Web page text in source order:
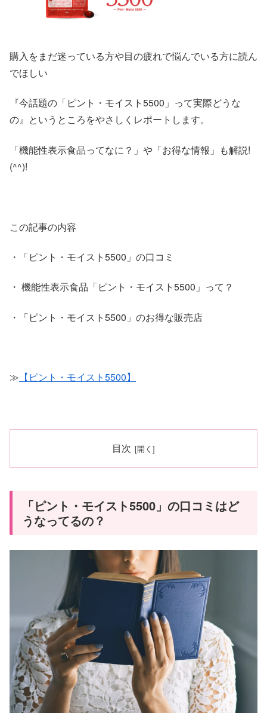
購入をまだ迷っている方や目の疲れで悩んでいる方に読ん
でほしい
『今話題の「ピント・モイスト5500」って実際どうな
の』というところをやさしくレポートします。
「機能性表示食品ってなに？」や「お得な情報」も解説!
(^^)!
この記事の内容
・「ピント・モイスト5500」の口コミ
・ 機能性表示食品「ピント・モイスト5500」って？
・「ピント・モイスト5500」のお得な販売店
≫ 【ピント・モイスト5500】
目次
「ピント・モイスト5500」の口コミはど
うなってるの？